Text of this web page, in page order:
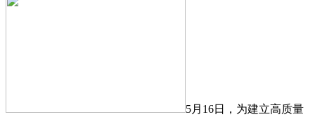
5月16日，为建立高质量